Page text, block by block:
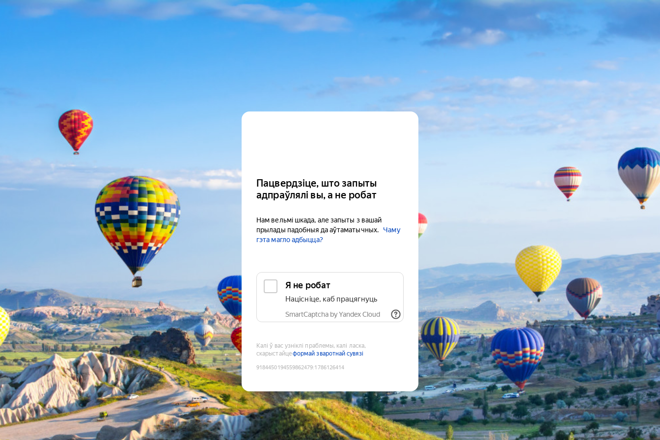
Пацвердзіце, што запыты
адпраўлялі вы, а не робат
Нам вельмі шкада, але запыты з вашай
прылады падобныя да аўтаматычных.
Чаму
гэта магло адбыцца?
Я не робат
Націсніце, каб працягнуць
SmartCaptcha by Yandex Cloud
Калі ў вас узніклі праблемы, калі ласка,
скарыстайцеформай зваротнай сувязі
9184450194559862479:1786126414